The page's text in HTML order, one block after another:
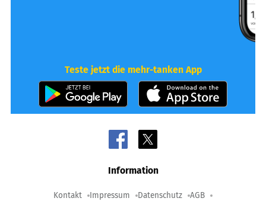
Teste jetzt die mehr-tanken App
Information
Kontakt Impressum Datenschutz AGB